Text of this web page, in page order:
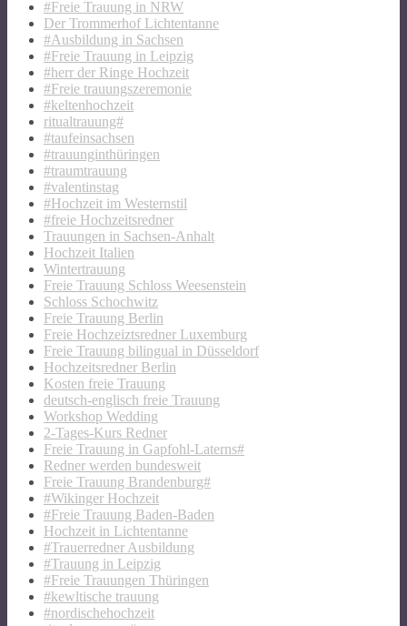
#Freie Trauung in NRW
Der Trommerhof Lichtentanne
#Ausbildung in Sachsen
#Freie Trauung in Leipzig
#herr der Ringe Hochzeit
#Freie trauungszeremonie
#keltenhochzeit
ritualtrauung#
#taufeinsachsen
#trauunginthüringen
#traumtrauung
#valentinstag
#Hochzeit im Westernstil
#freie Hochzeitsredner
Trauungen in Sachsen-Anhalt
Hochzeit Italien
Wintertrauung
Freie Trauung Schloss Weesenstein
Schloss Schochwitz
Freie Trauung Berlin
Freie Hochzeiztsredner Luxemburg
Freie Trauung bilingual in Düsseldorf
Hochzeitsredner Berlin
Kosten freie Trauung
deutsch-englisch freie Trauung
Workshop Wedding
2-Tages-Kurs Redner
Freie Trauung in Gapfohl-Laterns#
Redner werden bundesweit
Freie Trauung Brandenburg#
#Wikinger Hochzeit
#Freie Trauung Baden-Baden
Hochzeit in Lichtentanne
#Trauerredner Ausbildung
#Trauung in Leipzig
#Freie Trauungen Thüringen
#kewltische trauung
#nordischehochzeit